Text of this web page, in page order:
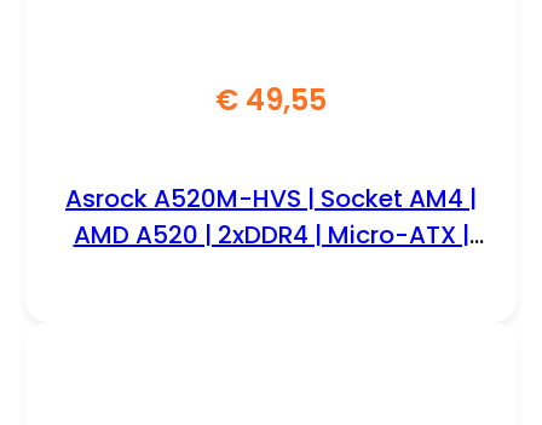
€ 49,55
Asrock A520M-HVS | Socket AM4 |
AMD A520 | 2xDDR4 | Micro-ATX |